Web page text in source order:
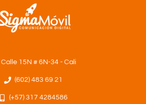
Calle 15N # 6N-34 - Cali
(602) 483 69 21
(+57) 317 4284586